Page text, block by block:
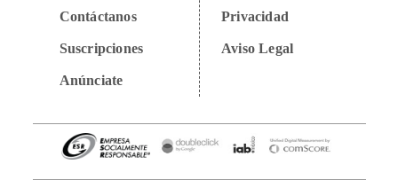
Contáctanos
Suscripciones
Anúnciate
Privacidad
Aviso Legal